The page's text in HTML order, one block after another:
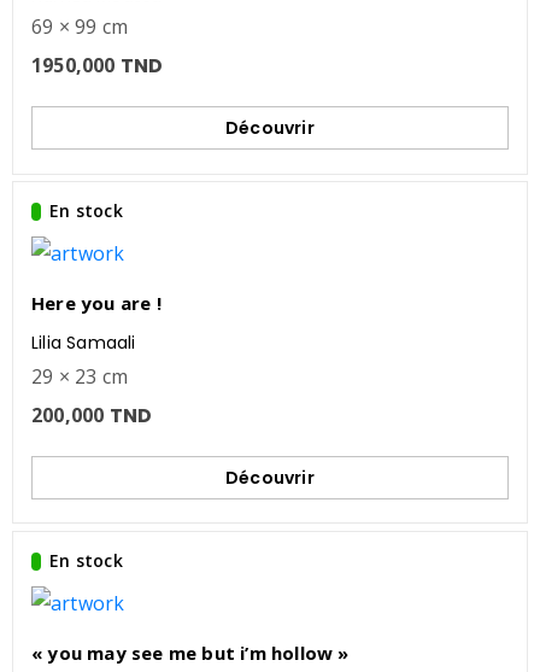
69 × 99 cm
1950,000 TND
Découvrir
En stock
Here you are !
Lilia Samaali
29 × 23 cm
200,000 TND
Découvrir
En stock
« you may see me but i’m hollow »